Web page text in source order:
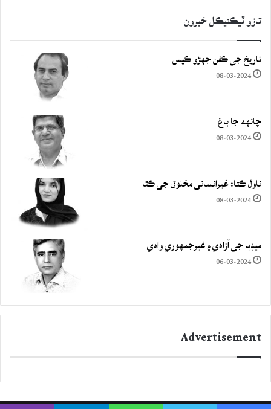
تازو ٽيڪنيڪل خبرون
تاريخ جي ڪفن جھڙو ڪيس
08-03-2024
چانهه جا باغ
08-03-2024
ناول ڪتا: غيرانساني مخلوق جي ڪٿا
08-03-2024
ميڊيا جي آزادي ۽ غيرجمھوري وادي
06-03-2024
Advertisement